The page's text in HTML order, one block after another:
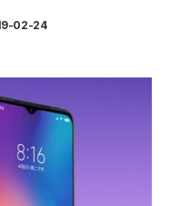
02-24